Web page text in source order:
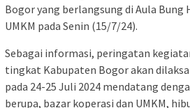
Bogor yang berlangsung di Aula
UMKM pada Senin (15/7/24).
Sebagai informasi, peringatan
tingkat Kabupaten Bogor akan
pada 24-25 Juli 2024 mendatang
berupa, bazar koperasi dan UMKM,